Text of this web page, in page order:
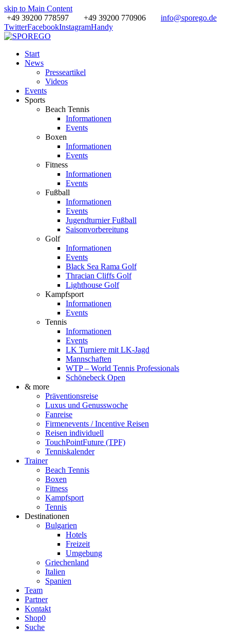
skip to Main Content
+49 39200 778597
+49 39200 770906
info@sporego.de
TwitterFacebookInstagramHandy
Start
News
Presseartikel
Videos
Events
Sports
Beach Tennis
Informationen
Events
Boxen
Informationen
Events
Fitness
Informationen
Events
Fußball
Informationen
Events
Jugendturnier Fußball
Saisonvorbereitung
Golf
Informationen
Events
Black Sea Rama Golf
Thracian Cliffs Golf
Lighthouse Golf
Kampfsport
Informationen
Events
Tennis
Informationen
Events
LK Turniere mit LK-Jagd
Mannschaften
WTP – World Tennis Professionals
Schönebeck Open
& more
Präventionsreise
Luxus und Genusswoche
Fanreise
Firmenevents / Incentive Reisen
Reisen individuell
TouchPointFuture (TPF)
Tenniskalender
Trainer
Beach Tennis
Boxen
Fitness
Kampfsport
Tennis
Destinationen
Bulgarien
Hotels
Freizeit
Umgebung
Griechenland
Italien
Spanien
Team
Partner
Kontakt
Shop0
Suche